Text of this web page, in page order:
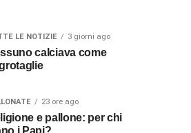
LE NOTIZIE 3 giorni ago
calciava come
23 ore ago
e pallone: per chi
i Papi?